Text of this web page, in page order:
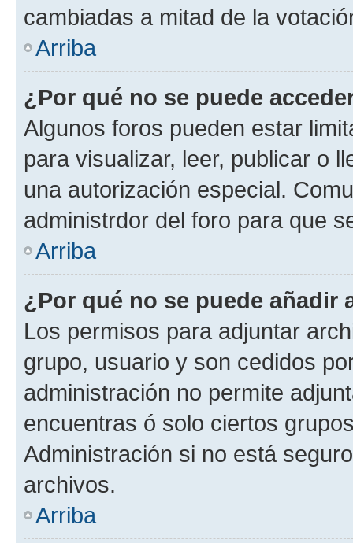
cambiadas a mitad de la
Arriba
¿Por qué no se puede
Algunos foros pueden estar
para visualizar, leer, publicar o
una autorización especial.
administrdor del foro para que
Arriba
¿Por qué no se puede añadir
Los permisos para adjuntar
grupo, usuario y son cedidos
administración no permite
encuentras ó solo ciertos
Administración si no está
archivos.
Arriba